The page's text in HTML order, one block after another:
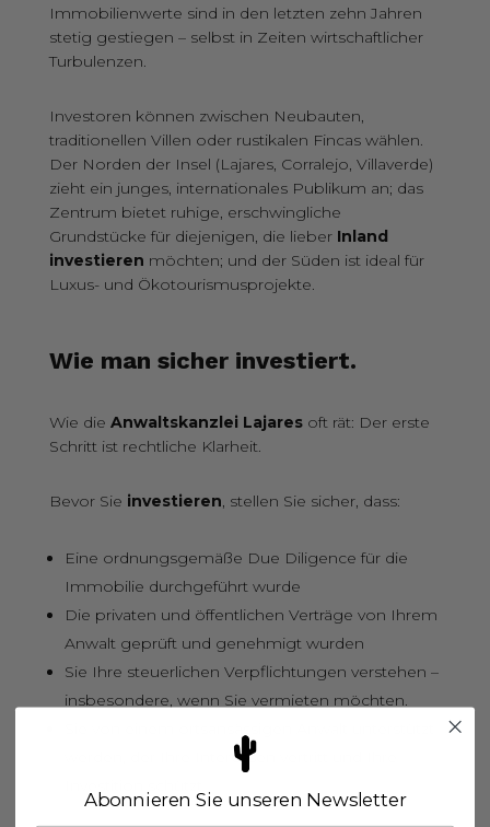
Immobilienwerte sind in den letzten zehn Jahren
stetig gestiegen – selbst in Zeiten wirtschaftlicher
Turbulenzen.
Investoren können zwischen Neubauten,
traditionellen Villen oder rustikalen Fincas wählen.
Der Norden der Insel (Lajares, Corralejo, Villaverde)
zieht ein junges, internationales Publikum an; das
Zentrum bietet ruhige, erschwingliche
Grundstücke für diejenigen, die lieber Inland
investieren möchten; und der Süden ist ideal für
Luxus- und Ökotourismusprojekte.
Wie man sicher investiert.
Wie die Anwaltskanzlei Lajaresoft rät: Der erste
Schritt ist rechtliche Klarheit.
Bevor Sie investieren , stellen Sie sicher, dass:
Eine ordnungsgemäße Due Diligence für die
Immobilie durchgeführt wurde
Die privaten und öffentlichen Verträge von Ihrem
Anwalt geprüft und genehmigt wurden
Sie Ihre steuerlichen Verpflichtungen verstehen –
insbesondere, wenn Sie vermieten möchten.
werden, der Ihre Interessen vertritt und Ihre
Abonnieren Sie unseren Newsletter